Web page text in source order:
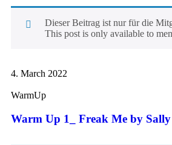
Dieser Beitrag ist nur für die
This post is only available to
4. March 2022
WarmUp
Warm Up 1_ Freak Me by Sally